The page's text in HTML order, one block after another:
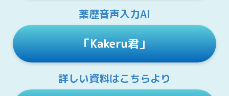
薬歴音声入力AI
「Kakeru君」
詳しい資料はこちらより